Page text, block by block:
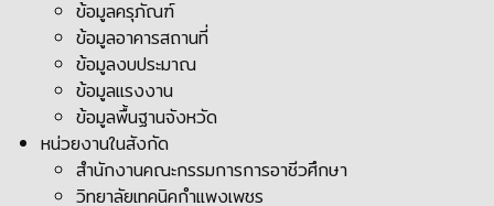
ข้อมูลครุภัณฑ์
ข้อมูลอาคารสถานที่
ข้อมูลงบประมาณ
ข้อมูลแรงงาน
ข้อมูลพื้นฐานจังหวัด
หน่วยงานในสังกัด
สำนักงานคณะกรรมการการอาชีวศึกษา
วิทยาลัยเทคนิคกำแพงเพชร